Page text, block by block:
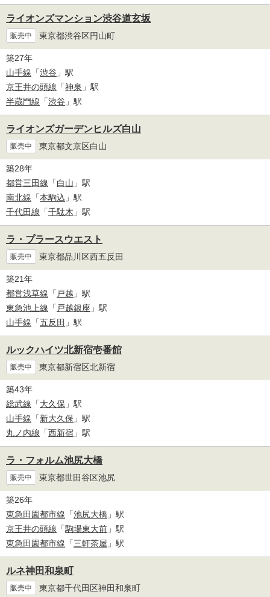
ライオンズマンション渋谷道玄坂
販売中 東京都渋谷区円山町
築27年
山手線 「渋谷 」駅
京王井の頭線 「神泉 」駅
半蔵門線 「渋谷 」駅
ライオンズガーデンヒルズ白山
販売中 東京都文京区白山
築28年
都営三田線 「白山 」駅
南北線 「本駒込 」駅
千代田線 「千駄木 」駅
ラ・プラースウエスト
販売中 東京都品川区西五反田
築21年
都営浅草線 「 戸越 」駅
東急池上線 「 戸越銀座 」駅
山手線 「五反田 」駅
ルックハイツ北新宿壱番館
販売中 東京都新宿区北新宿
築43年
総武線 「大久保 」駅
山手線 「新大久保 」駅
丸ノ内線 「西新宿 」駅
ラ・フォルム池尻大橋
販売中 東京都世田谷区池尻
築26年
東急田園都市線 「池尻大橋 」駅
京王井の頭線 「駒場東大前 」駅
東急田園都市線 「三軒茶屋 」駅
ルネ神田和泉町
販売中 東京都千代田区神田和泉町